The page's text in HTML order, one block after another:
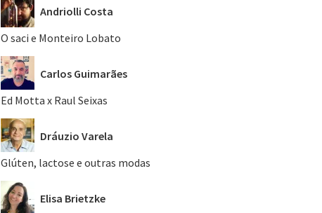
Andriolli Costa
O saci e Monteiro Lobato
Carlos Guimarães
Ed Motta x Raul Seixas
Dráuzio Varela
Glúten, lactose e outras modas
Elisa Brietzke